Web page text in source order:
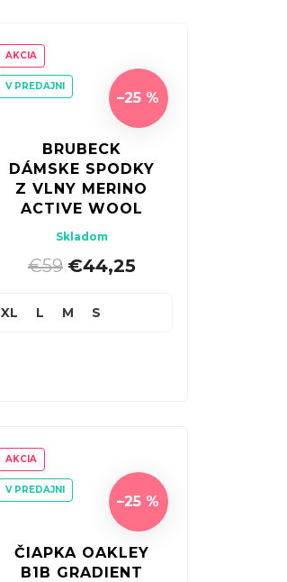
AKCIA
V PREDAJNI
–25 %
BRUBECK
DÁMSKE SPODKY
Z VLNY MERINO
ACTIVE WOOL
Skladom
€59| €44,25
XL L M S
AKCIA
V PREDAJNI
–25 %
ČIAPKA OAKLEY
B1B GRADIENT